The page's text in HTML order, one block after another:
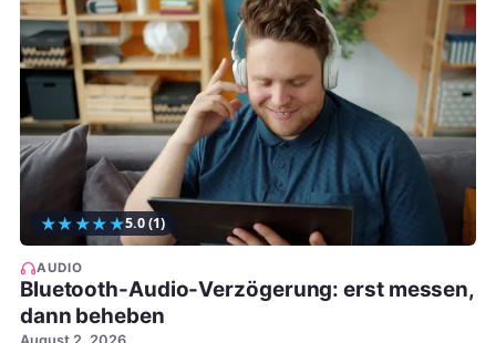
★★★★★5.0(1)
AUDIO
Bluetooth-Audio-Verzögerung: erst messen,
dann beheben